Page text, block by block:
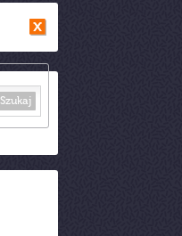
Szukaj